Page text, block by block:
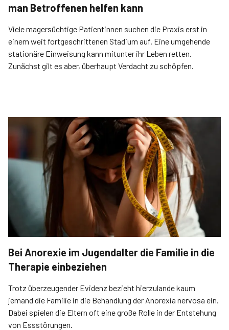
man Betroffenen helfen kann
Viele magersüchtige Patientinnen suchen die Praxis erst in
einem weit fortgeschrittenen Stadium auf. Eine umgehende
stationäre Einweisung kann mitunter ihr Leben retten.
Zunächst gilt es aber, überhaupt Verdacht zu schöpfen.
Bei Anorexie im Jugendalter die Familie in die
Therapie einbeziehen
Trotz überzeugender Evidenz bezieht hierzulande kaum
jemand die Familie in die Behandlung der Anorexia nervosa ein.
Dabei spielen die Eltern oft eine große Rolle in der Entstehung
von Essstörungen.